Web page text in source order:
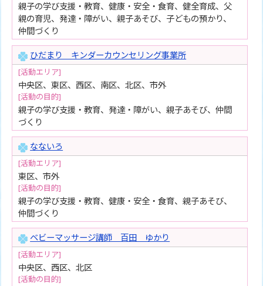
親子の学び支援・教育、健康・安全・食育、健全育成、父
親の育児、発達・障がい、親子あそび、子どもの預かり、
仲間づくり
ひだまり キンダーカウンセリング事業所
[活動エリア]
中央区、東区、西区、南区、北区、市外
[活動の目的]
親子の学び支援・教育、発達・障がい、親子あそび、仲間
づくり
なないろ
[活動エリア]
東区、市外
[活動の目的]
親子の学び支援・教育、健康・安全・食育、親子あそび、
仲間づくり
ベビーマッサージ講師 百田 ゆかり
[活動エリア]
中央区、西区、北区
[活動の目的]